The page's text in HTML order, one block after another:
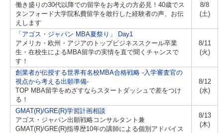
働き盛りの30代以降での留学をお考えの方必見！40歳でス
タンフォード大学院私費留学を敢行した経験者の声、お伝
えします
8/8
(土)
「アゴス・ジャパン MBA夏祭り」 Day1
アメリカ・欧州・アジアのトップビジネススクール卒業
生・在校生によるMBA留学の実情を直で聞くチャンスで
す！
8/11
(火)
創業者が伝授する世界有名校MBA合格戦略 -入学審査官の
視点から考える出願準備-
TOP MBA留学をめざすならスタートダッシュで差をつけ
る！
8/12
(水)
GMAT(R)/GRE(R)学習計画相談
アゴス・ジャパン出願戦略コンサルタント兼
GMAT(R)/GRE(R)指導歴10年の講師による個別アドバイス
8/13
(木)